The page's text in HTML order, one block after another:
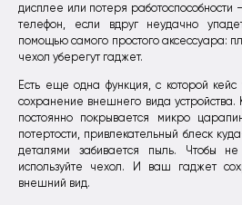
дисплее или потеря работоспособности
телефон, если вдруг неудачно
помощью самого простого аксессуара:
чехол уберегут гаджет.
Есть еще одна функция, с которой
сохранение внешнего вида устройства.
постоянно покрывается микро
потертости, привлекательный блеск
деталями забивается пыль. Чтобы не
используйте чехол. И ваш гаджет
внешний вид.